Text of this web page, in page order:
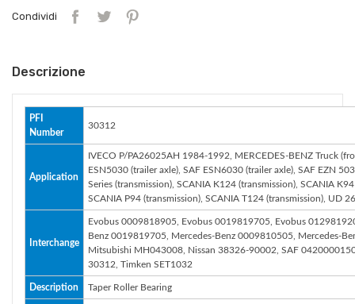
Condividi
Descrizione
PFI
Number
30312
Application
IVECO P/PA26025AH 1984-1992, MERCEDES-BENZ Truck
ESN5030 (trailer axle), SAF ESN6030 (trailer axle), SAF EZN
Series (transmission), SCANIA K124 (transmission), SCANIA
SCANIA P94 (transmission), SCANIA T124 (transmission),
Interchange
Evobus 0009818905, Evobus 0019819705, Evobus
Benz 0019819705, Mercedes-Benz 0009810505, Mercedes-
Mitsubishi MH043008, Nissan 38326-90002, SAF
30312, Timken SET1032
Description Taper Roller Bearing